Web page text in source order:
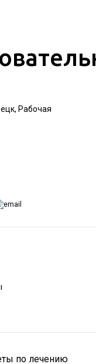
Рабочая
по лечению